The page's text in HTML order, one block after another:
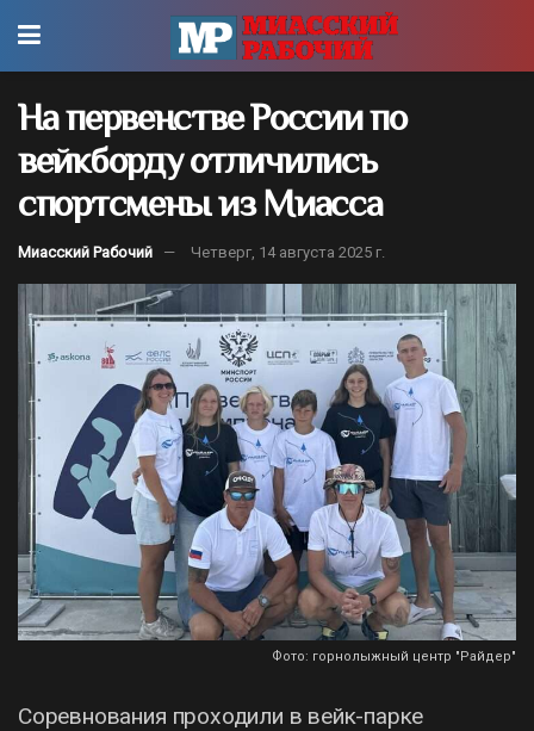
На первенстве России по
вейкборду отличились
спортсмены из Миасса
Миасский Рабочий Четверг, 14 августа 2025 г.
Фото: горнолыжный центр "Райдер"
Соревнования проходили в вейк-парке